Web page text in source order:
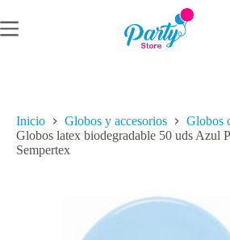
al
contenido
Inicio Globos y accesorios
Globos
Globos latex biodegradable 50 uds Azul
Sempertex